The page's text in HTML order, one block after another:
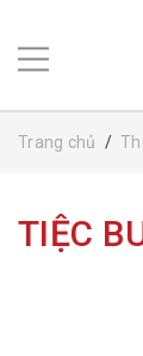
Trang chủ /
TIỆC